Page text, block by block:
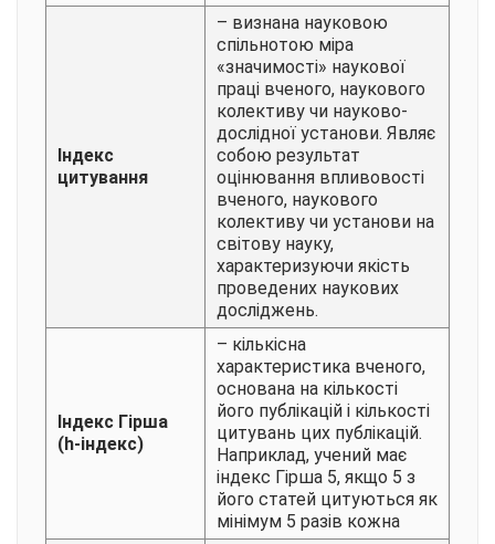
Індекс
цитування
– визнана науковою
спільнотою міра
«значимості» наукової
праці вченого, наукового
колективу чи науково-
дослідної установи. Являє
собою результат
оцінювання впливовості
вченого, наукового
колективу чи установи на
світову науку,
характеризуючи якість
проведених наукових
досліджень.
Індекс Гірша
(h-індекс)
– кількісна
характеристика вченого,
основана на кількості
його публікацій і кількості
цитувань цих публікацій.
Наприклад, учений має
індекс Гірша 5, якщо 5 з
його статей цитуються як
мінімум 5 разів кожна